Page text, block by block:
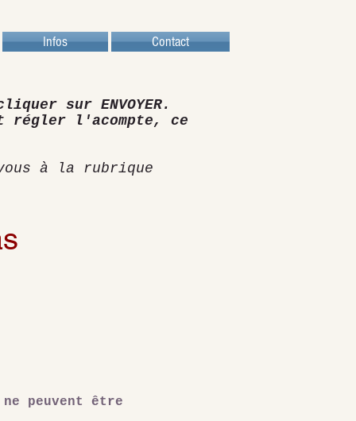
Infos Contact
sur ENVOYER.
régler l'acompte, ce
à la rubrique
peuvent être